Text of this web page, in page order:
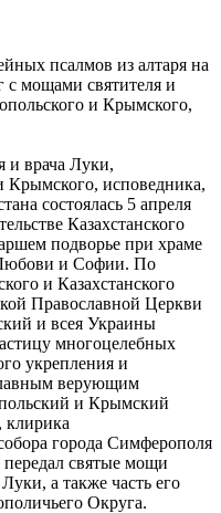
псалмов из алтаря на
с мощами святителя и
и Крымского,
и врача Луки,
Крымского, исповедника,
состоялась 5 апреля
Казахстанского
подворье при храме
и Софии. По
и Казахстанского
Православной Церкви
и всея Украины
многоцелебных
укрепления и
верующим
и Крымский
клирика
города Симферополя
святые мощи
а также часть его
Округа.